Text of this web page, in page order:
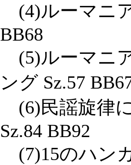
(4)ルーマニ
BB68
(5)ルーマニ
ング Sz.57
(6)民謡旋律
Sz.84 BB92
(7)15のハン